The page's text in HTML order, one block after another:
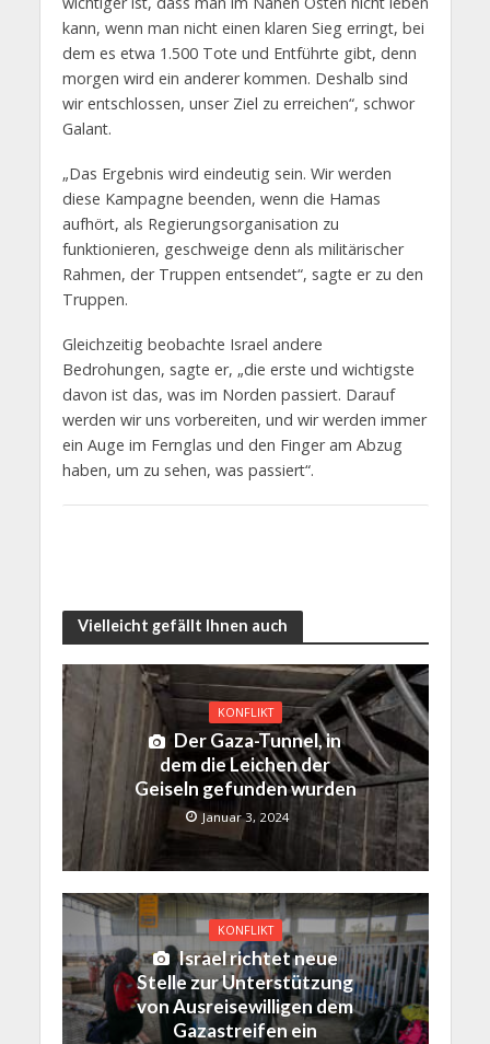
kann, wenn man nicht einen klaren Sieg erringt, bei
dem es etwa 1.500 Tote und Entführte gibt, denn
morgen wird ein anderer kommen. Deshalb sind
wir entschlossen, unser Ziel zu erreichen“, schwor
Galant.
„Das Ergebnis wird eindeutig sein. Wir werden
diese Kampagne beenden, wenn die Hamas
aufhört, als Regierungsorganisation zu
funktionieren, geschweige denn als militärischer
Rahmen, der Truppen entsendet“, sagte er zu den
Truppen.
Gleichzeitig beobachte Israel andere
Bedrohungen, sagte er, „die erste und wichtigste
davon ist das, was im Norden passiert. Darauf
werden wir uns vorbereiten, und wir werden immer
ein Auge im Fernglas und den Finger am Abzug
haben, um zu sehen, was passiert“.
Vielleicht gefällt Ihnen auch
KONFLIKT
Der Gaza-Tunnel, in
dem die Leichen der
Geiseln gefunden wurden
Januar 3, 2024
KONFLIKT
Israel richtet neue
Stelle zur Unterstützung
von Ausreisewilligen dem
Gazastreifen ein